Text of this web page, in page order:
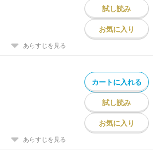
試し読み
お気に入り
あらすじを見る
カートに入れる
試し読み
お気に入り
あらすじを見る